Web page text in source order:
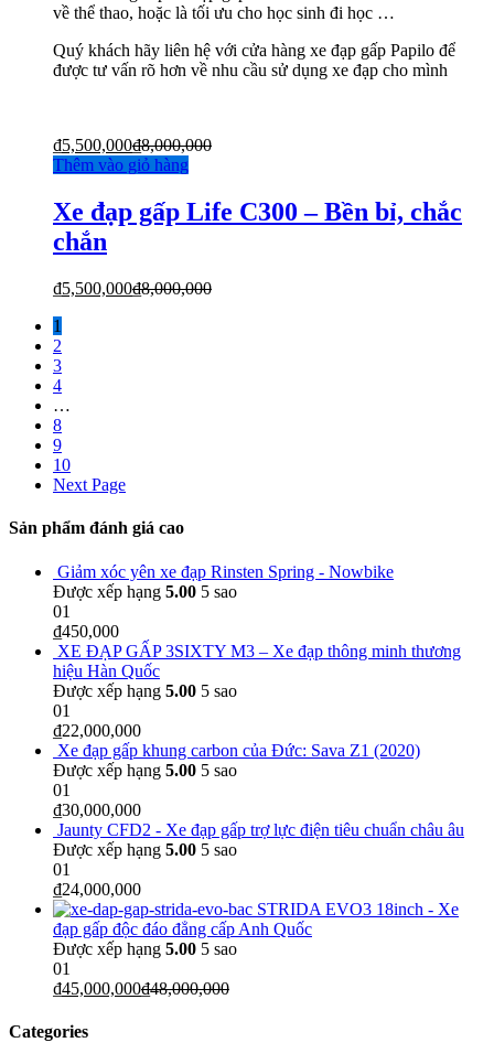
về thể thao, hoặc là tối ưu cho học sinh đi học …
Quý khách hãy liên hệ với cửa hàng xe đạp gấp Papilo để
được tư vấn rõ hơn về nhu cầu sử dụng xe đạp cho mình
₫5,500,000₫8,000,000
Thêm vào giỏ hàng
Xe đạp gấp Life C300 – Bền bỉ, chắc
chắn
₫5,500,000₫8,000,000
1
2
3
4
…
8
9
10
Next Page
Sản phẩm đánh giá cao
Giảm xóc yên xe đạp Rinsten Spring - Nowbike
Được xếp hạng 5.00 5 sao
01
₫450,000
XE ĐẠP GẤP 3SIXTY M3 – Xe đạp thông minh thương
hiệu Hàn Quốc
Được xếp hạng 5.00 5 sao
01
₫22,000,000
Xe đạp gấp khung carbon của Đức: Sava Z1 (2020)
Được xếp hạng 5.00 5 sao
01
₫30,000,000
Jaunty CFD2 - Xe đạp gấp trợ lực điện tiêu chuẩn châu âu
Được xếp hạng 5.00 5 sao
01
₫24,000,000
STRIDA EVO3 18inch - Xe
đạp gấp độc đáo đẳng cấp Anh Quốc
Được xếp hạng 5.00 5 sao
01
₫45,000,000₫48,000,000
Categories